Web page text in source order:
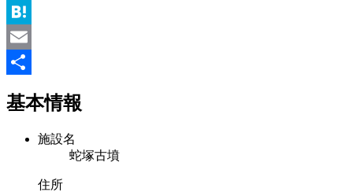
Pinterest
Hatena
Email
有
基本情報
施設名
蛇塚古墳
住所